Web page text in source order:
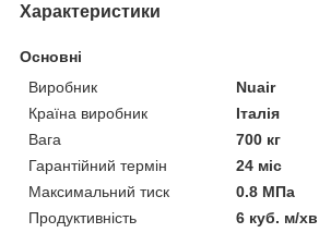
Характеристики
Основні
Виробник
Nuair
Країна виробник
Італія
Вага
700 кг
Гарантійний термін
24 міс
Максимальний тиск
0.8 МПа
Продуктивність
6 куб. м/хв